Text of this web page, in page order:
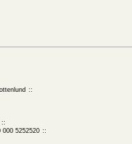
000 5252520